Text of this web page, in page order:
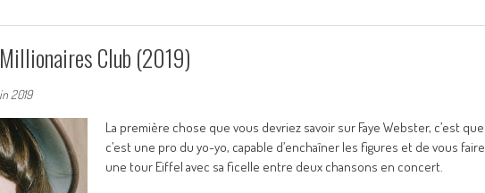
Club (2019)
2019
La première chose que vous devriez savoir sur Faye Webster, c’est que
c’est une pro du yo-yo, capable d’enchaîner les figures et de vous faire
une tour Eiffel avec sa ficelle entre deux chansons en concert.